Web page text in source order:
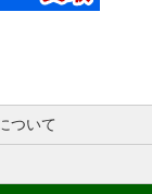
ついて